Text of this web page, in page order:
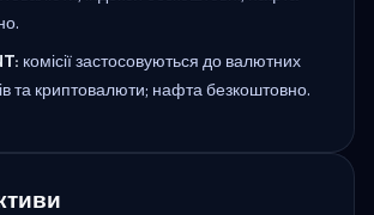
комісії застосовуються до валютних
та криптовалюти; нафта безкоштовно.